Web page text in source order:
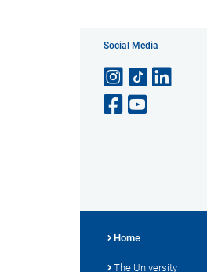
Social Media
Home
The University